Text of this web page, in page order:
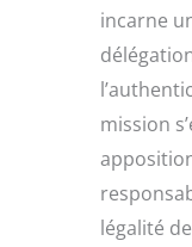
incarne
mission
légalité